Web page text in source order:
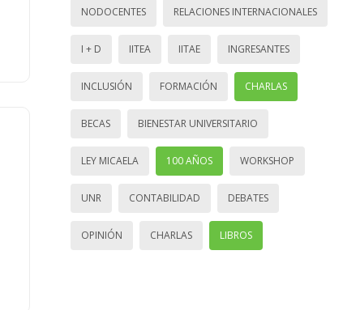
NODOCENTES RELACIONES INTERNACIONALES
I + D IITEA IITAE INGRESANTES
INCLUSIÓN FORMACIÓN CHARLAS
BECAS BIENESTAR UNIVERSITARIO
LEY MICAELA 100 AÑOS WORKSHOP
UNR CONTABILIDAD DEBATES
OPINIÓN CHARLAS LIBROS